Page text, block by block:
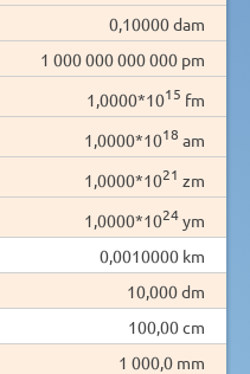
0,10000 dam
1 000 000 000 000 pm
1,0000*1015 fm
1,0000*1018 am
1,0000*1021 zm
1,0000*1024ym
0,0010000 km
10,000 dm
100,00 cm
1 000,0 mm